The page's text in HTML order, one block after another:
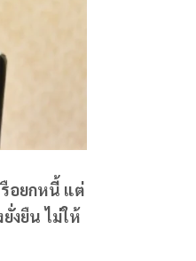
อยกหนี้ แต่
งยืน ไม่ให้